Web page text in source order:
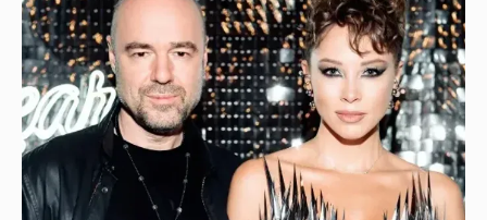
"Оплаченный алиментами хейт". Полина
Диброва снова высказалась о бывшей
жене своего возлюбленного
14